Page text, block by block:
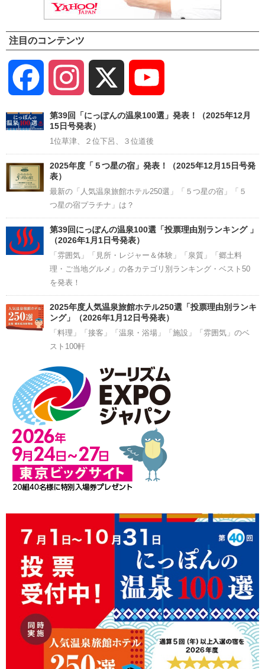
注目のコンテンツ
Facebook Instagram
Channel
第39回「にっぽんの温泉100選」発表！（2025年12月
15日号発表）
1位草津、２位下呂、３位道後
2025年度「５つ星の宿」発表！（2025年12月15日号発
表）
最新の「人気温泉旅館ホテル250選」「５つ星の宿」「５
つ星の宿プラチナ」は？
第39回にっぽんの温泉100選「投票理由別ランキング 」
（2026年1月1日号発表）
「雰囲気」「見所・レジャー＆体験」「泉質」「郷土料
理・ご当地グルメ」の各カテゴリ別ランキング・ベスト50
を発表！
2025年度人気温泉旅館ホテル250選「投票理由別ランキ
ング」（2026年1月12日号発表）
「料理」「接客」「温泉・浴場」「施設」「雰囲気」のベ
スト100軒